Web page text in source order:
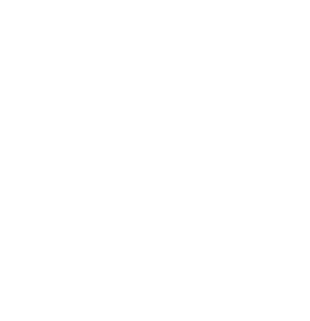
vašej aktivite a preferenciách.